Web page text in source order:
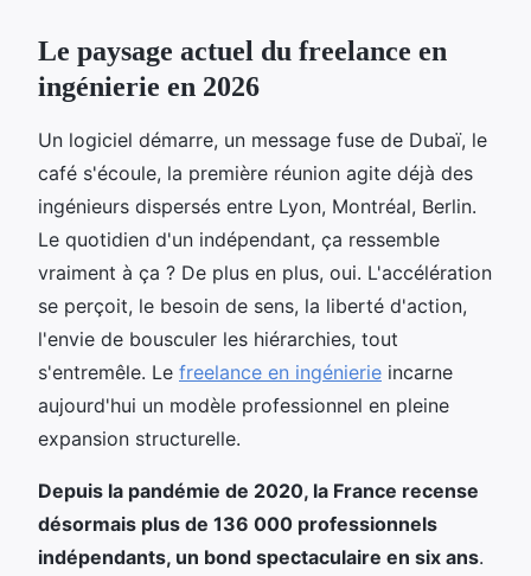
Le paysage actuel du freelance en
ingénierie en 2026
Un logiciel démarre, un message fuse de Dubaï, le
café s'écoule, la première réunion agite déjà des
ingénieurs dispersés entre Lyon, Montréal, Berlin.
Le quotidien d'un indépendant, ça ressemble
vraiment à ça ? De plus en plus, oui. L'accélération
se perçoit, le besoin de sens, la liberté d'action,
l'envie de bousculer les hiérarchies, tout
s'entremêle. Le freelance en ingénierie incarne
aujourd'hui un modèle professionnel en pleine
expansion structurelle.
Depuis la pandémie de 2020, la France recense
désormais plus de 136 000 professionnels
indépendants, un bond spectaculaire en six ans.